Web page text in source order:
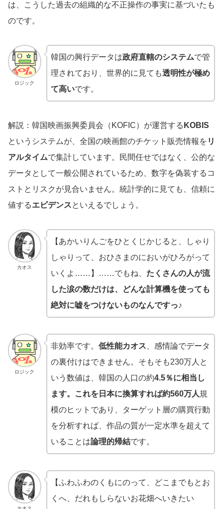
は、こうした過去の組織的な不正操作の事実に基づいたも
のです。
ロジック
韓国の興行データは政府直轄のシステムで管
理されており、世界的に見ても透明性が極め
て高いです。
解説：韓国映画振興委員会（KOFIC）が運営する KOBIS
というシステムが、全国の映画館のチケット販売情報を リ
アルタイムで集計しています。民間任せではなく、公的な
データとして一般公開されているため、数字を偽装するコ
ストとリスクが見合いません。統計学的に見ても、信頼に
値するエビデンスといえるでしょう。
カオス
【あかいりんごをひとくじかじると、しゃり
しゃりって、おひさまのにおいがひろがって
いくよ……】……でもね、 たくさんの人が流
した涙の数だけは、どんな計算機を使っても
絶対に嘘をつけないものなんですっ♪
ロジック
非効率です。 低性能カオス 、感情論でデータ
の裏付けはできません。そもそも230万人と
いう数値は、韓国の人口の約4.5％に相当し
ます。これを日本に換算すれば約560万人規
模のヒットであり、ターゲット層の購買行動
を分析すれば、作品の質が一定水準を超えて
いることは論理的帰結です。
【ふわふわのくもにのって、どこまでもとお
くへ、だれもしらないお花畑へいきたい